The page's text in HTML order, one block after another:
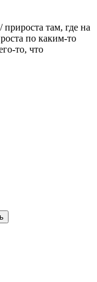
там, где на
по каким-то
то, что